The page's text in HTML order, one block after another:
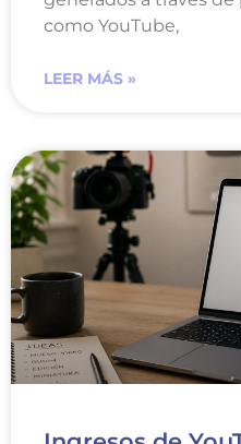
como YouTube,
LEER MÁS »